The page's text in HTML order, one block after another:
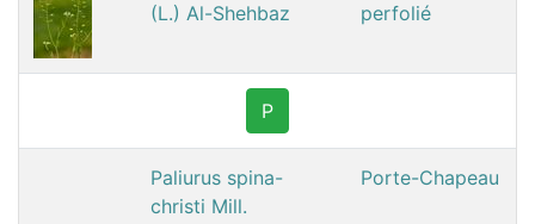
(L.) Al-Shehbaz
perfolié
P
Paliurus spina-
christi Mill.
Porte-Chapeau